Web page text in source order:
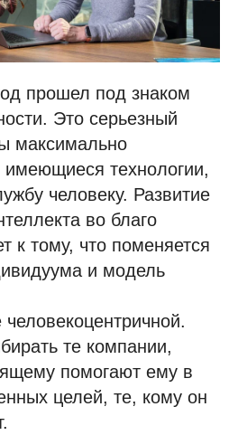
прошел под знаком
Это серьезный
максимально
имеющиеся технологии,
человеку. Развитие
во благо
к тому, что поменяется
и модель
те компании,
помогают ему в
целей, те, кому он